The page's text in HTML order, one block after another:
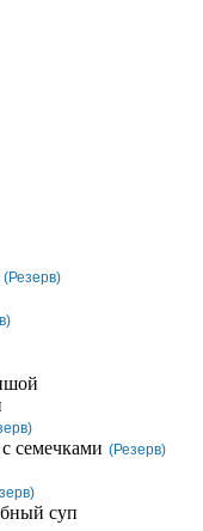
(Резерв)
семечками (Резерв)
суп